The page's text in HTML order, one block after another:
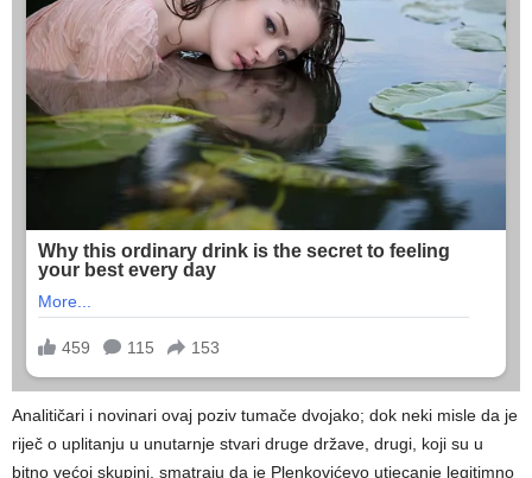
Analitičari i novinari ovaj poziv tumače dvojako; dok neki misle da je
riječ o uplitanju u unutarnje stvari druge države, drugi, koji su u
bitno većoj skupini, smatraju da je Plenkovićevo utjecanje legitimno